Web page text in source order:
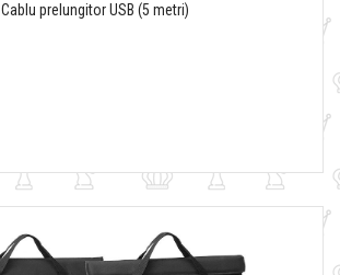
Cablu prelungitor USB (5 metri)